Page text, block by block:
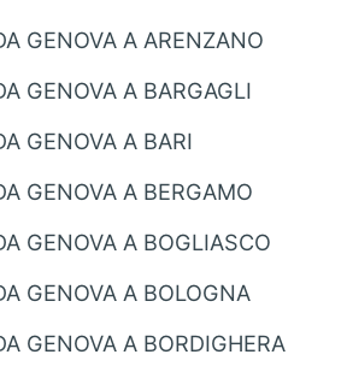
GENOVA A ARENZANO
GENOVA A BARGAGLI
GENOVA A BARI
GENOVA A BERGAMO
GENOVA A BOGLIASCO
GENOVA A BOLOGNA
GENOVA A BORDIGHERA